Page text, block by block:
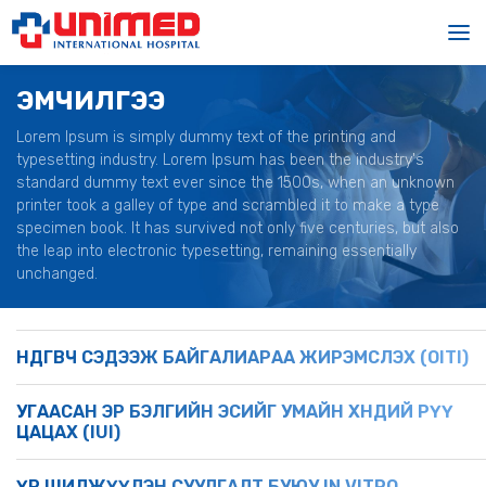
ЭМЧИЛГЭЭ
Lorem Ipsum is simply dummy text of the printing and
typesetting industry. Lorem Ipsum has been the industry's
standard dummy text ever since the 1500s, when an unknown
printer took a galley of type and scrambled it to make a type
specimen book. It has survived not only five centuries, but also
the leap into electronic typesetting, remaining essentially
unchanged.
ӨНДГӨВЧ СЭДЭЭЖ БАЙГАЛИАРАА ЖИРЭМСЛЭХ (OITI)
УГААСАН ЭР БЭЛГИЙН ЭСИЙГ УМАЙН ХӨНДИЙ РҮҮ
ЦАЦАХ (IUI)